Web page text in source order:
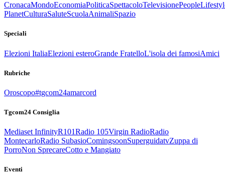
CronacaMondoEconomiaPoliticaSpettacoloTelevisionePeople
PlanetCulturaSaluteScuolaAnimaliSpazio
Speciali
Elezioni ItaliaElezioni esteroGrande FratelloL'isola dei famosiAmici
Rubriche
Oroscopo#tgcom24amarcord
Tgcom24 Consiglia
Mediaset InfinityR101Radio 105Virgin RadioRadio
MontecarloRadio SubasioComingsoonSuperguidatvZuppa di
PorroNon SprecareCotto e Mangiato
Eventi